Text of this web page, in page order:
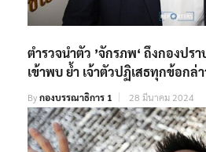
ตำรวจนำตัว ’จักรภพ‘ ถึงกองปร
เข้าพบ ย้ำ เจ้าตัวปฏิเสธทุกข้อกล่
Byกองบรรณาธิการ 1 28 มีนาคม 2024